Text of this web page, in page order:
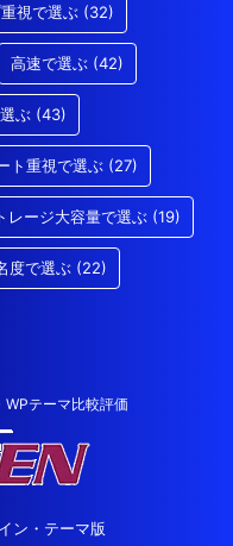
視で選ぶ (32)
高速で選ぶ (42)
ぶ (43)
ト重視で選ぶ (27)
レージ大容量で選ぶ (19)
度で選ぶ (22)
テーマ比較評価
ン・テーマ版